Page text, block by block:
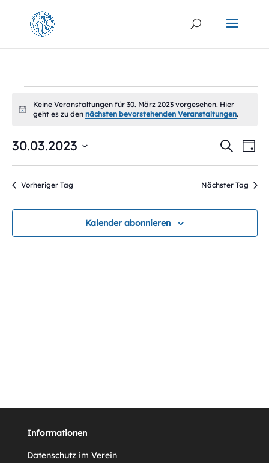
Veranstaltungen
für
März
2023
Hinweis
Keine Veranstaltungen für 30. März 2023 vorgesehen. Hier
geht es zu dennächsten bevorstehenden Veranstaltungen.
SucheTag
30.03.2023
Vorheriger Tag Nächster Tag
Kalender abonnieren
Informationen
Datenschutz im Verein